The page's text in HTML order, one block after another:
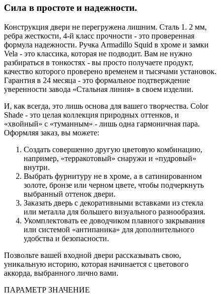
Сила в простоте и надежности.
Конструкция двери не перегружена лишним. Сталь 1. 2 мм,
ребра жесткости, 4-й класс прочности - это проверенная
формула надежности. Ручка Armadillo Squid в хроме и замки
Vela - это классика, которая не подводит. Вам не нужно
разбираться в тонкостях - вы просто получаете продукт,
качество которого проверено временем и тысячами установок.
Гарантия в 24 месяца - это формальное подтверждение
уверенности завода «Стальная линия» в своем изделии.
И, как всегда, это лишь основа для вашего творчества. Color
Shade - это целая коллекция природных оттенков, и
«хвойный» с «туманным» - лишь одна гармоничная пара.
Оформляя заказ, вы можете:
Создать совершенно другую цветовую комбинацию,
например, «терракотовый» снаружи и «пудровый»
внутри.
Выбрать фурнитуру не в хроме, а в сатинированном
золоте, бронзе или черном цвете, чтобы подчеркнуть
выбранный оттенок двери.
Заказать дверь с декоративными вставками из стекла
или металла для большего визуального разнообразия.
Укомплектовать ее доводчиком плавного закрывания
или системой «антипаника» для дополнительного
удобства и безопасности.
Позвольте вашей входной двери рассказывать свою,
уникальную историю, которая начинается с цветового
аккорда, выбранного лично вами.
ПАРАМЕТР ЗНАЧЕНИЕ